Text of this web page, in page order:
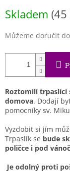
cena:
Skladem (45
Můžeme doručit
Roztomilí trpaslíci
domova. Dodají
pomocníky sv.
Vyzdobit si jím
Trpaslík se bude
poličce i pod
Je odolný proti